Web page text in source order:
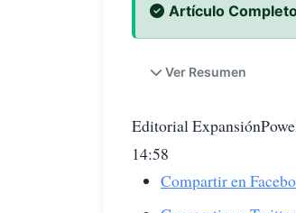
Artículo
Ver Resumen
Editorial
14:58
Compartir en